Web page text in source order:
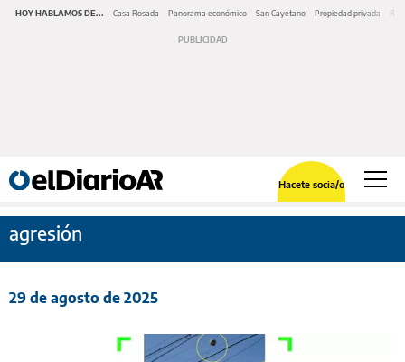
HOY HABLAMOS DE... Casa Rosada Panorama económico San Cayetano Propiedad privada
Hacete socia/o
agresión
29 de agosto de 2025